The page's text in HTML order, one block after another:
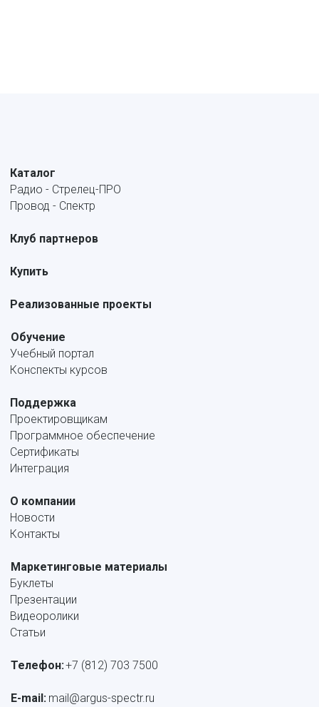
Каталог
Радио - Стрелец-ПРО
Провод - Спектр
Клуб партнеров
Купить
Реализованные проекты
Обучение
Учебный портал
Конспекты курсов
Поддержка
Проектировщикам
Программное обеспечение
Сертификаты
Интеграция
О компании
Новости
Контакты
Маркетинговые материалы
Буклеты
Презентации
Видеоролики
Статьи
Телефон:+7 (812) 703 7500
E-mail: mail@argus-spectr.ru